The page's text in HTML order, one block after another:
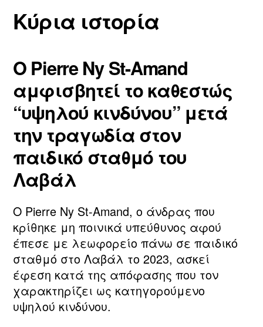
Κύρια ιστορία
Ο Pierre Ny St-Amand
αμφισβητεί το καθεστώς
“υψηλού κινδύνου” μετά
την τραγωδία στον
παιδικό σταθμό του
Λαβάλ
Ο Pierre Ny St-Amand, ο άνδρας που
κρίθηκε μη ποινικά υπεύθυνος αφού
έπεσε με λεωφορείο πάνω σε παιδικό
σταθμό στο Λαβάλ το 2023, ασκεί
έφεση κατά της απόφασης που τον
χαρακτηρίζει ως κατηγορούμενο
υψηλού κινδύνου.